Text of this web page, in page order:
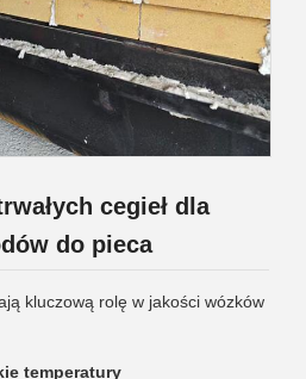
cegieł dla
do pieca
kluczową rolę w jakości wózków
temperatury